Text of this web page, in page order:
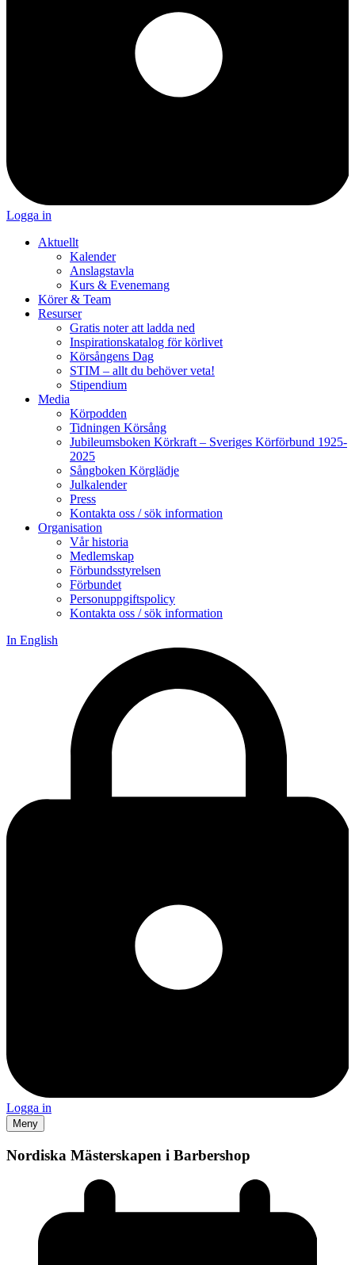
Logga in
Aktuellt
Kalender
Anslagstavla
Kurs & Evenemang
Körer & Team
Resurser
Gratis noter att ladda ned
Inspirationskatalog för körlivet
Körsångens Dag
STIM – allt du behöver veta!
Stipendium
Media
Körpodden
Tidningen Körsång
Jubileumsboken Körkraft – Sveriges Körförbund 1925-
2025
Sångboken Körglädje
Julkalender
Press
Kontakta oss / sök information
Organisation
Vår historia
Medlemskap
Förbundsstyrelsen
Förbundet
Personuppgiftspolicy
Kontakta oss / sök information
In English
Logga in
Meny
Nordiska Mästerskapen i Barbershop